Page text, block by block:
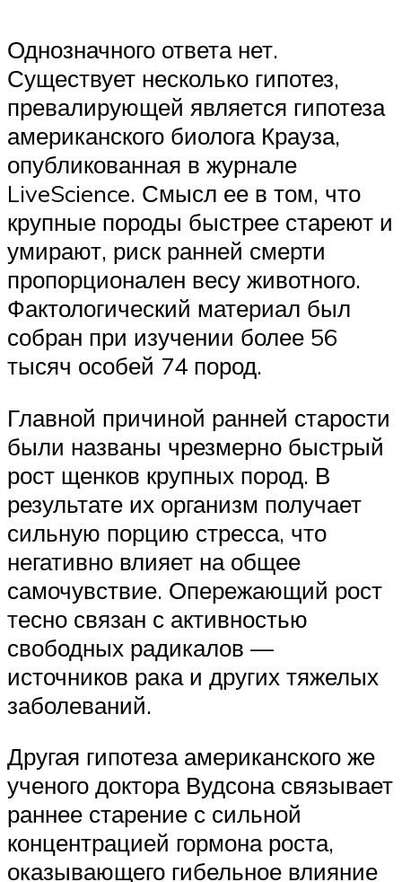
Однозначного ответа нет.
Существует несколько гипотез,
превалирующей является гипотеза
американского биолога Крауза,
опубликованная в журнале
LiveScience. Смысл ее в том, что
крупные породы быстрее стареют и
умирают, риск ранней смерти
пропорционален весу животного.
Фактологический материал был
собран при изучении более 56
тысяч особей 74 пород.
Главной причиной ранней старости
были названы чрезмерно быстрый
рост щенков крупных пород. В
результате их организм получает
сильную порцию стресса, что
негативно влияет на общее
самочувствие. Опережающий рост
тесно связан с активностью
свободных радикалов —
источников рака и других тяжелых
заболеваний.
Другая гипотеза американского же
ученого доктора Вудсона связывает
раннее старение с сильной
концентрацией гормона роста,
оказывающего гибельное влияние